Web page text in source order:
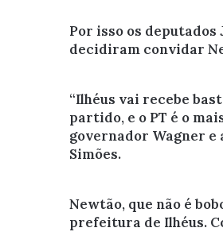
Por isso os deputados
decidiram convidar
“Ilhéus vai recebe
partido, e o PT é o
governador Wagner e
Simões.
Newtão, que não é
prefeitura de Ilhéus.